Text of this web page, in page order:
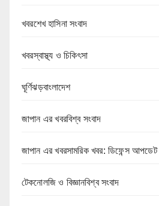
খবরশেখ হাসিনা সংবাদ
খবরস্বাস্থ্য ও চিকিৎসা
ঘূর্ণিঝড়বাংলাদেশ
জাপান এর খবরবিশ্ব সংবাদ
জাপান এর খবরসামরিক খবর: ডিফেন্স আপডেট
টেকনোলজি ও বিজ্ঞানবিশ্ব সংবাদ